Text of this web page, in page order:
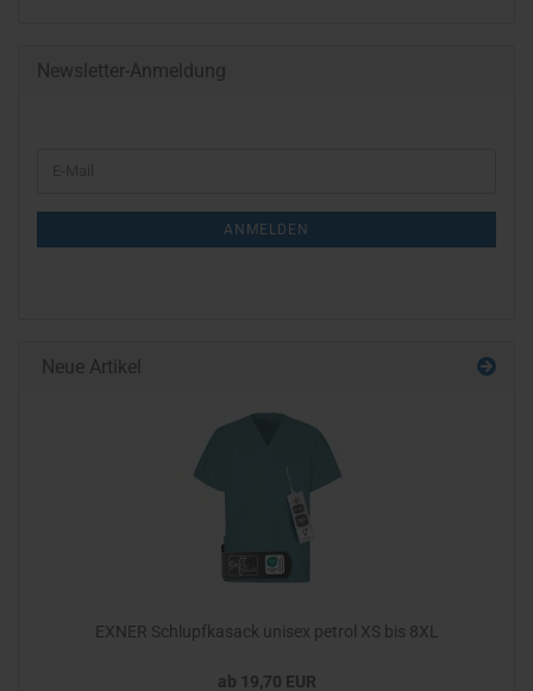
Newsletter-Anmeldung
NEWSLETTER-
ANMELDEN
Neue Artikel
EXNER Schlupfkasack unisex petrol XS bis 8XL
ab 19,70 EUR